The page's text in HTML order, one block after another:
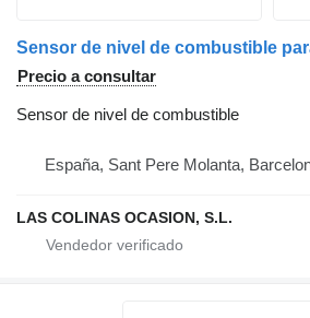
Sensor de nivel de combustible
Precio a consultar
Sensor de nivel de combustible
España, Sant Pere Molanta,
LAS COLINAS OCASION, S.L.